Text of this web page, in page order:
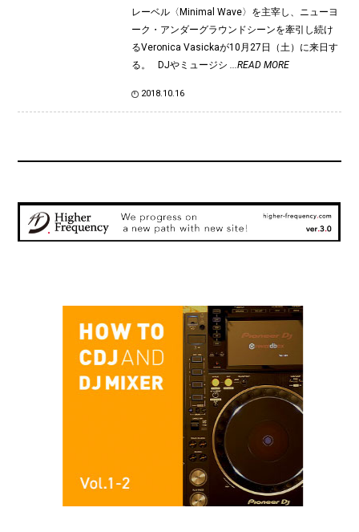
レーベル〈Minimal Wave〉を主宰し、ニューヨ
ーク・アンダーグラウンドシーンを牽引し続け
るVeronica Vasickaが10月27日（土）に来日す
る。 DJやミュージシ
...READ MORE
2018.10.16